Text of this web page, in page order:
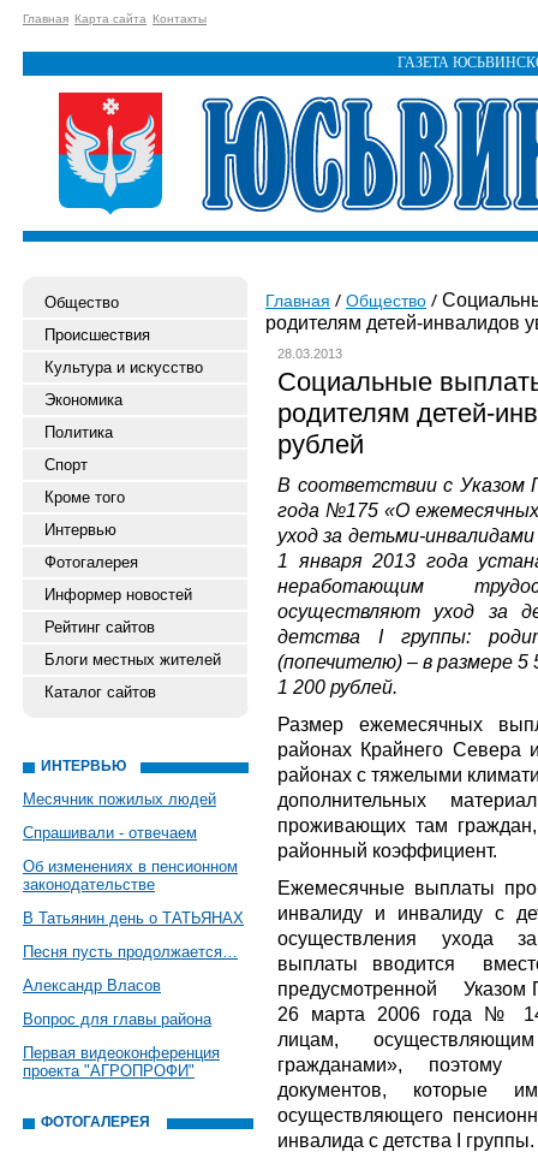
Главная Карта сайта Контакты
ГАЗЕТА
Общество
Происшествия
Культура и искусство
Экономика
Политика
Спорт
Кроме того
Интервью
Фотогалерея
Информер новостей
Рейтинг сайтов
Блоги местных жителей
Каталог сайтов
ИНТЕРВЬЮ
Месячник пожилых людей
Спрашивали - отвечаем
Об изменениях в пенсионном
законодательстве
В Татьянин день о ТАТЬЯНАХ
Песня пусть продолжается…
Александр Власов
Вопрос для главы района
Первая видеоконференция
проекта "АГРОПРОФИ"
ФОТОГАЛЕРЕЯ
Главная Общество
родителям детей-инвалидов
28.03.2013
Социальные
родителям детей-
рублей
В соответствии с Указом
года №175 «О
уход за детьми-
1 января 2013 года
неработающим
осуществляют уход за
детства I группы:
(попечителю) – в размере 5
1 200 рублей.
Размер ежемесячных
районах Крайнего Севера
районах с тяжелыми
дополнительных
проживающих там граждан,
районный коэффициент.
Ежемесячные выплаты
инвалиду и инвалиду с
осуществления ухода
выплаты вводится
предусмотренной Указом
26 марта 2006 года №
лицам,
гражданами», поэтому
документов, которые
осуществляющего
инвалида с детства I группы.